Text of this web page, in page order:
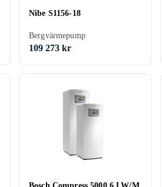
Nibe S1156-18
Bergvärmepump
109 273 kr